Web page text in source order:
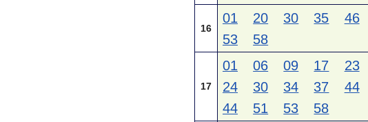
16
01 20 30 35
46
53
58
17
01 06 09 17
23
24
30 34 37
44
44
51 53 58